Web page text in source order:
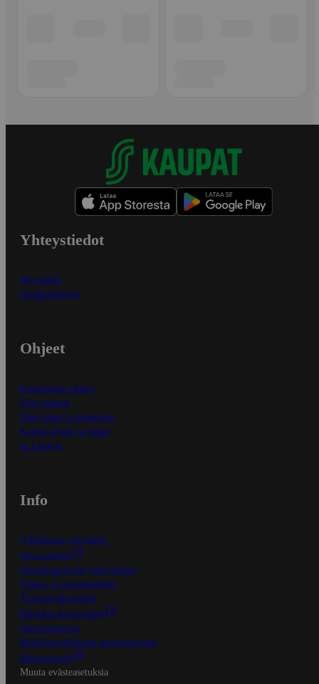
Yhteystiedot
Myymälät
Asiakaspalvelu
Ohjeet
Ensitilaajan ohjeet
Näin maksat
Näin tilaat ja muokkaat
Kaikki ohjeet ja vinkit
In English
Info
S-Business yrityksille
Oiva-raportit
Osuuskauppojen yhteystiedot
Tilaus- ja toimitusehdot
Tietosuojakäytäntö
Palvelun käyttöehdot
Saavutettavuus
Mobiilisovelluksen saavutettavuus
Mainostajalle
Muuta evästeasetuksia